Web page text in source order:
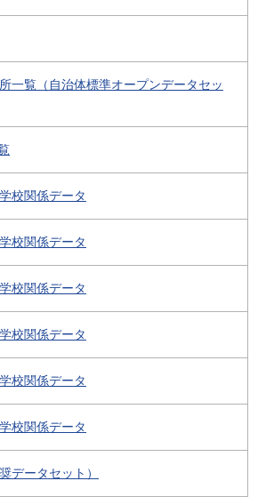
一覧（自治体標準オープンデータセッ
校関係データ
校関係データ
校関係データ
校関係データ
校関係データ
校関係データ
データセット）